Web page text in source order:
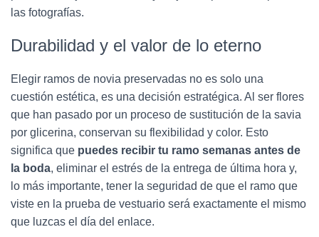
las fotografías.
Durabilidad y el valor de lo eterno
Elegir ramos de novia preservadas no es solo una
cuestión estética, es una decisión estratégica. Al ser flores
que han pasado por un proceso de sustitución de la savia
por glicerina, conservan su flexibilidad y color. Esto
significa que puedes recibir tu ramo semanas antes de
la boda, eliminar el estrés de la entrega de última hora y,
lo más importante, tener la seguridad de que el ramo que
viste en la prueba de vestuario será exactamente el mismo
que luzcas el día del enlace.